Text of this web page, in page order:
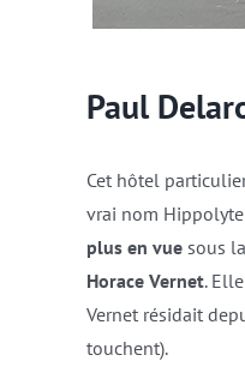
Paul
Cet hôtel
vrai nom Hippolyte
plus en vue sous
Horace Vernet.
Vernet résidait
touchent).